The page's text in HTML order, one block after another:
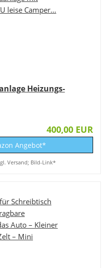
Heizungs-
400,00 EUR
Angebot*
Versand; Bild-Link*